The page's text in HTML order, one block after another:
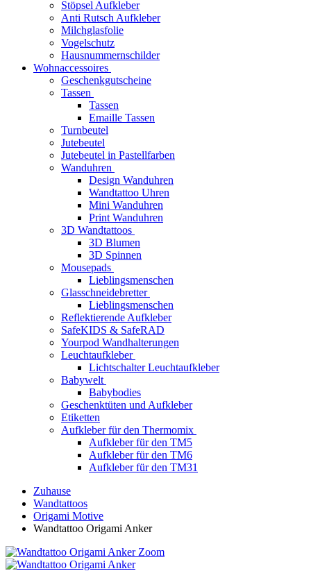
Stöpsel Aufkleber
Anti Rutsch Aufkleber
Milchglasfolie
Vogelschutz
Hausnummernschilder
Wohnaccessoires
Geschenkgutscheine
Tassen
Tassen
Emaille Tassen
Turnbeutel
Jutebeutel
Jutebeutel in Pastellfarben
Wanduhren
Design Wanduhren
Wandtattoo Uhren
Mini Wanduhren
Print Wanduhren
3D Wandtattoos
3D Blumen
3D Spinnen
Mousepads
Lieblingsmenschen
Glasschneidebretter
Lieblingsmenschen
Reflektierende Aufkleber
SafeKIDS & SafeRAD
Yourpod Wandhalterungen
Leuchtaufkleber
Lichtschalter Leuchtaufkleber
Babywelt
Babybodies
Geschenktüten und Aufkleber
Etiketten
Aufkleber für den Thermomix
Aufkleber für den TM5
Aufkleber für den TM6
Aufkleber für den TM31
Zuhause
Wandtattoos
Origami Motive
Wandtattoo Origami Anker
Zoom